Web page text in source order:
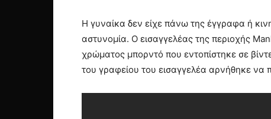
Η γυναίκα δεν είχε πάνω της έγγραφα ή
αστυνομία. Ο εισαγγελέας της περιοχής
χρώματος μπορντό που εντοπίστηκε σε
του γραφείου του εισαγγελέα αρνήθηκε να